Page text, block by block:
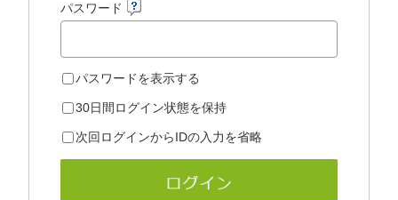
パスワード
パスワードを表示する
30日間ログイン状態を保持
次回ログインからIDの入力を省略